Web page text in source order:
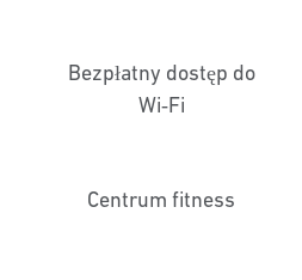
Bezpłatny dostęp do
Wi‑Fi
Centrum fitness